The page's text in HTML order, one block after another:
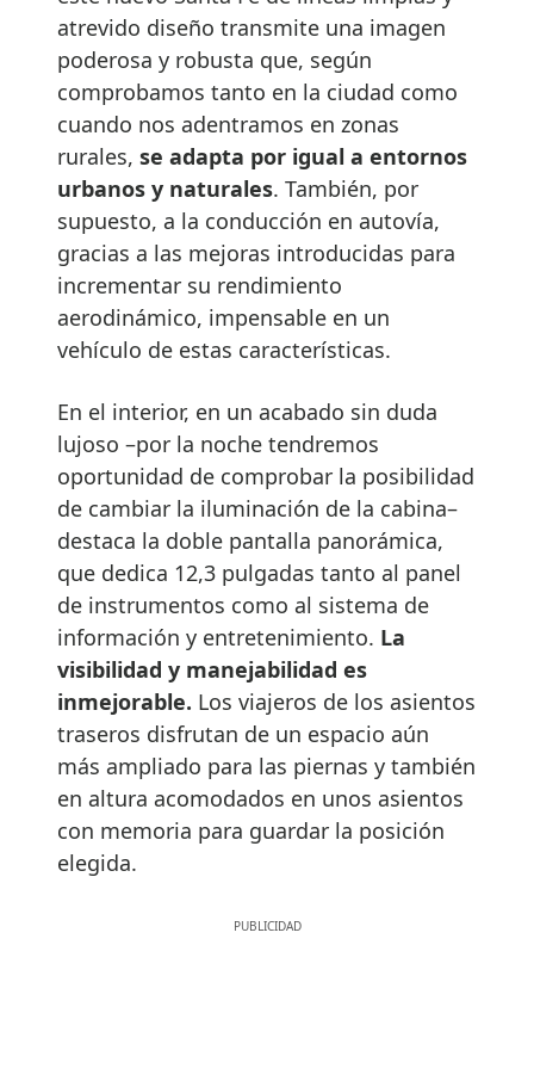
atrevido diseño transmite una imagen
poderosa y robusta que, según
comprobamos tanto en la ciudad como
cuando nos adentramos en zonas
rurales, se adapta por igual a entornos
urbanos y naturales. También, por
supuesto, a la conducción en autovía,
gracias a las mejoras introducidas para
incrementar su rendimiento
aerodinámico, impensable en un
vehículo de estas características.
En el interior, en un acabado sin duda
lujoso –por la noche tendremos
oportunidad de comprobar la posibilidad
de cambiar la iluminación de la cabina–
destaca la doble pantalla panorámica,
que dedica 12,3 pulgadas tanto al panel
de instrumentos como al sistema de
información y entretenimiento. La
visibilidad y manejabilidad es
inmejorable. Los viajeros de los asientos
traseros disfrutan de un espacio aún
más ampliado para las piernas y también
en altura acomodados en unos asientos
con memoria para guardar la posición
elegida.